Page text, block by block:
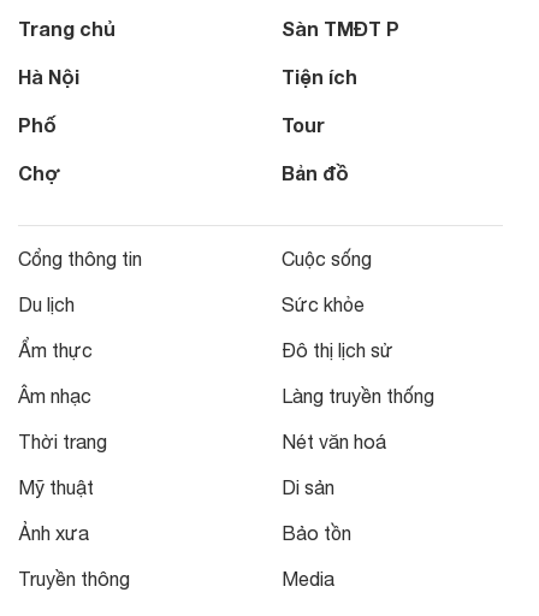
Trang chủ
Hà Nội
Phố
Chợ
Sàn TMĐT P
Tiện ích
Tour
Bản đồ
Cổng thông tin
Du lịch
Ẩm thực
Âm nhạc
Thời trang
Mỹ thuật
Ảnh xưa
Truyền thông
Cuộc sống
Sức khỏe
Đô thị lịch sử
Làng truyền thống
Nét văn hoá
Di sản
Bảo tồn
Media